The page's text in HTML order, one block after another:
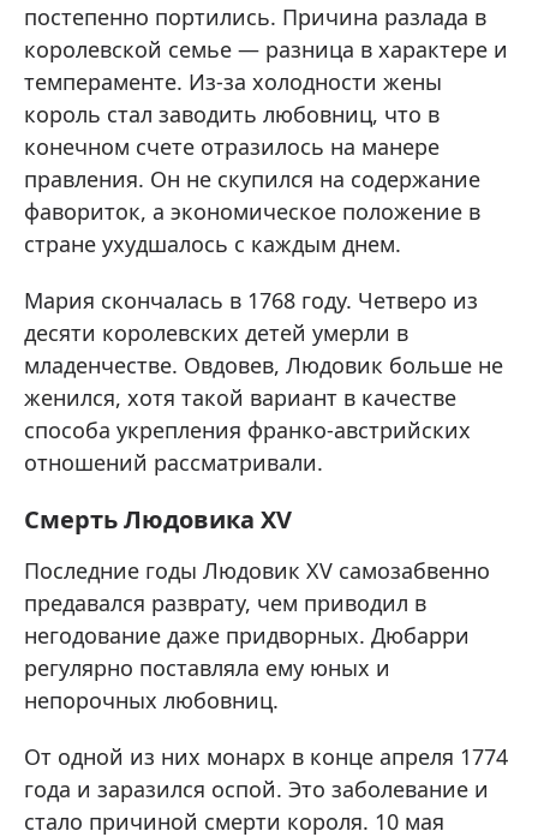
постепенно портились. Причина разлада в
королевской семье — разница в характере и
темпераменте. Из-за холодности жены
король стал заводить любовниц, что в
конечном счете отразилось на манере
правления. Он не скупился на содержание
фавориток, а экономическое положение в
стране ухудшалось с каждым днем.
Мария скончалась в 1768 году. Четверо из
десяти королевских детей умерли в
младенчестве. Овдовев, Людовик больше не
женился, хотя такой вариант в качестве
способа укрепления франко-австрийских
отношений рассматривали.
Смерть Людовика XV
Последние годы Людовик XV самозабвенно
предавался разврату, чем приводил в
негодование даже придворных. Дюбарри
регулярно поставляла ему юных и
непорочных любовниц.
От одной из них монарх в конце апреля 1774
года и заразился оспой. Это заболевание и
стало причиной смерти короля. 10 мая